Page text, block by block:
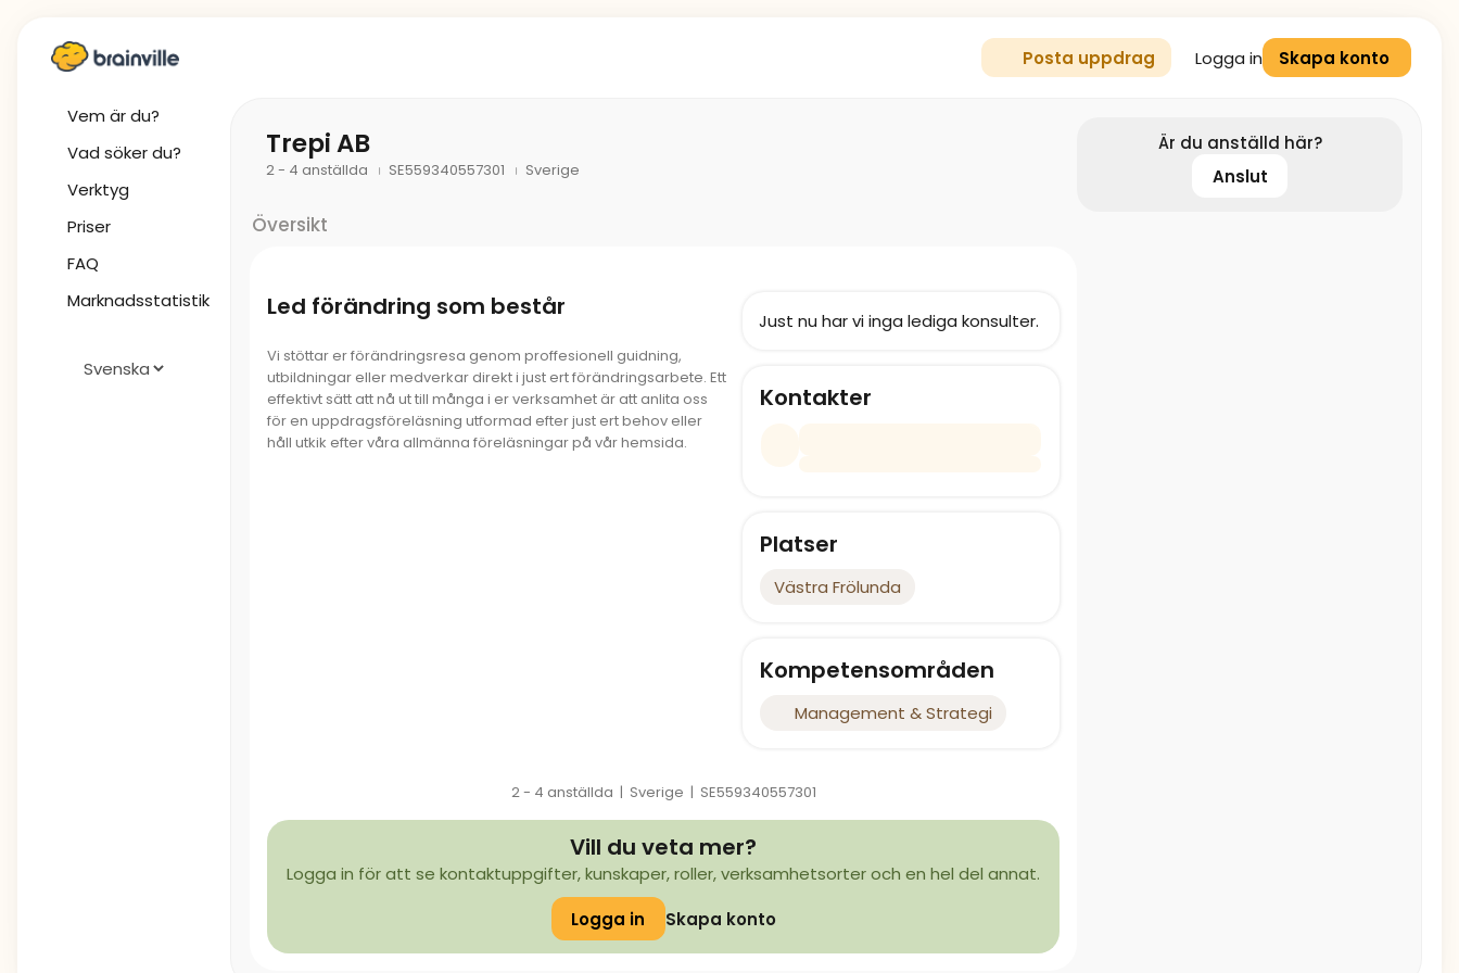
Vem är du?
Vad söker du?
Verktyg
Priser
FAQ
Marknadsstatistik
Posta uppdrag Logga in Skapa konto
Trepi AB
2 - 4 anställda SE559340557301 Sverige
Översikt
Led förändring som består
Vi stöttar er förändringsresa genom proffesionell guidning,
utbildningar eller medverkar direkt i just ert förändringsarbete. Ett
effektivt sätt att nå ut till många i er verksamhet är att anlita oss
för en uppdragsföreläsning utformad efter just ert behov eller
håll utkik efter våra allmänna föreläsningar på vår hemsida.
Just nu har vi inga lediga konsulter.
Kontakter
Platser
Västra Frölunda
Kompetensområden
Management & Strategi
2 - 4 anställda | Sverige | SE559340557301
Vill du veta mer?
Logga in för att se kontaktuppgifter, kunskaper, roller, verksamhetsorter och en hel del annat.
Logga in
Skapa konto
Är du anställd här?
Anslut